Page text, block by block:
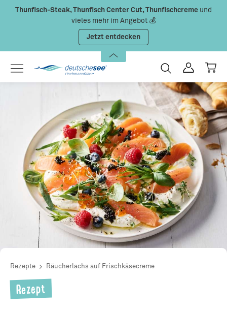
Zum Hauptinhalt springen
Thunfisch-Steak, Thunfisch Center Cut, Thunfischcreme und
vieles mehr im Angebot 💰
Jetzt entdecken
Rezepte Räucherlachs auf Frischkäsecreme
Rezept